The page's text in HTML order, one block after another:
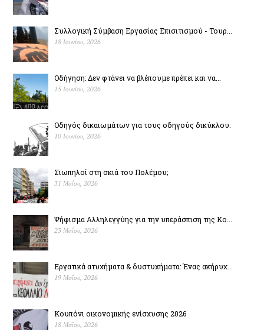
Συλλογική Σύμβαση Εργασίας Επισιτισμού - Τουρ...
18 Ιουνίου, 2026
Οδήγηση: Δεν φτάνει να βλέπουμε πρέπει και να...
15 Ιουνίου, 2026
Οδηγός δικαιωμάτων για τους οδηγούς δικύκλου.
10 Ιουνίου, 2026
Σιωπηλοί στη σκιά του Πολέµου;
31 Μαΐου, 2026
Ψήφισμα Αλληλεγγύης για την υπεράσπιση της Κο...
23 Μαΐου, 2026
Εργατικά ατυχήματα & δυστυχήµατα: Ένας ακήρυχ...
19 Μαΐου, 2026
Κουπόνι οικονομικής ενίσχυσης 2026
18 Μαΐου, 2026